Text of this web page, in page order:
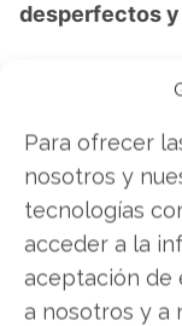
Para ofrecer
nosotros y
tecnologías
acceder a la
aceptación de
a nosotros y a
desperfectos y
tienes que
actualizado y
equipo.
En el caso de
desactivado el